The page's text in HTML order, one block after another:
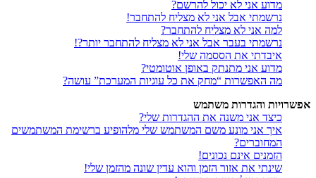
מדוע אני לא יכול להרשם?
נרשמתי אבל אני לא מצליח להתחבר!
למה אני לא מצליח להתחבר?
נרשמתי בעבר אבל אני לא מצליח להתחבר יותר?!
איבדתי את הססמה שלי!
מדוע אני מתנתק באופן אוטומטי?
מה האפשרות “מחק את כל עוגיות המערכת” עושה?
אפשרויות והגדרות משתמש
כיצד אני משנה את ההגדרות שלי?
איך אני מונע משם המשתמש שלי מלהופיע ברשימת המשתמשים
המחוברים?
הזמנים אינם נכונים!
שינתי את אזור הזמן והוא עדין שונה מהזמן שלי!